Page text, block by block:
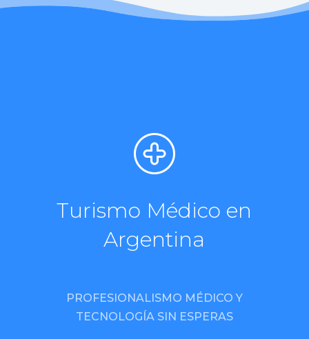
Turismo Médico en
Argentina
PROFESIONALISMO MÉDICO Y
TECNOLOGÍA SIN ESPERAS